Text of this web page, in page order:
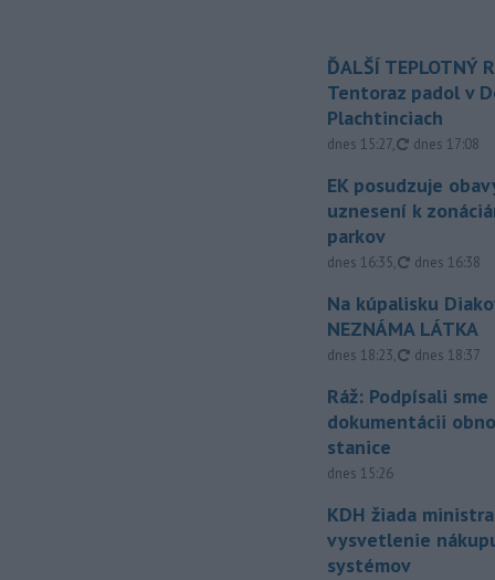
ĎALŠÍ TEPLOTNÝ
Tentoraz padol v
Plachtinciach
dnes 15:27, aktualizované
dnes 17:08
EK posudzuje
uznesení k
parkov
dnes 16:35, aktualizované
dnes 16:38
Na kúpalisku
NEZNÁMA LÁTKA
dnes 18:23, aktualizované
dnes 18:37
Ráž: Podpísali
dokumentácii
stanice
dnes 15:26
KDH žiada
vysvetlenie
systémov